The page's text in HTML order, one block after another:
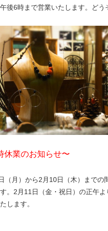
後6時まで営業いたします。どう
休業のお知らせ〜
（月）から2月10日（木）まで
。2月11日（金・祝日）の正午
します。